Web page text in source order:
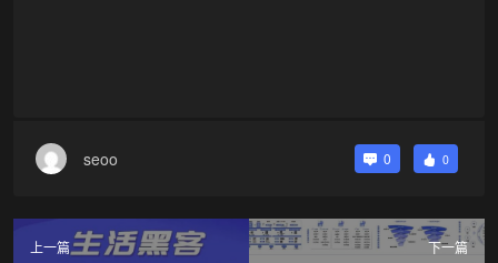
seoo 0 0
上一篇
下一篇